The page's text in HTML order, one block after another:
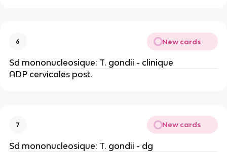
6 New cards
Sd mononucleosique: T. gondii - clinique
ADP cervicales post.
7 New cards
Sd mononucleosique: T. gondii - dg